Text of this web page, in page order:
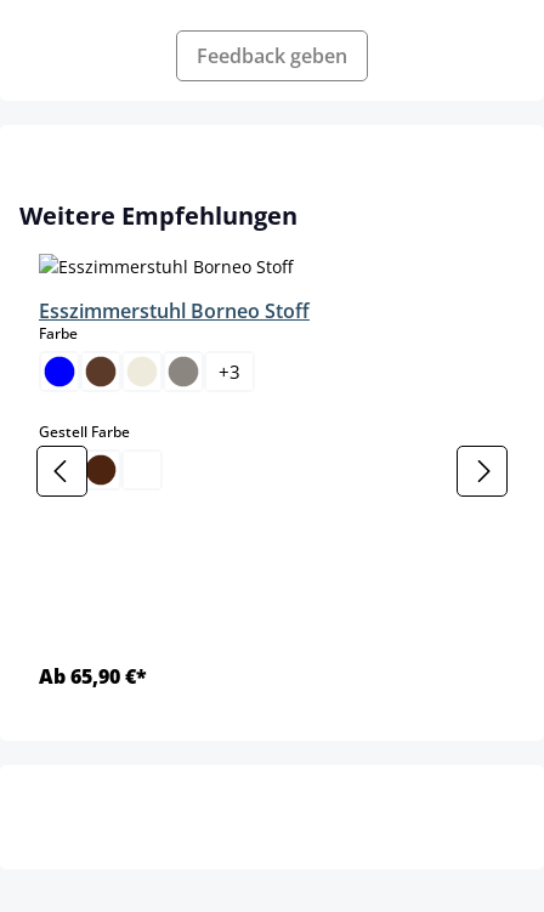
Feedback geben
Produktgalerie überspringen
Weitere Empfehlungen
Esszimmerstuhl Borneo Stoff
Farbeauswählen
+3
Gestell Farbeauswählen
Ab 65,90 €*